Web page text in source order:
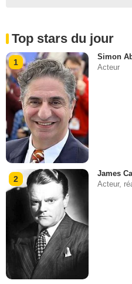
Top stars du jour
1
Simon
Acteur
2
James
Acteur,